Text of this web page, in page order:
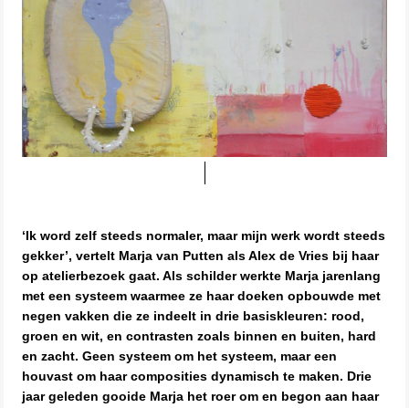
‘Ik word zelf steeds normaler, maar mijn werk wordt steeds
gekker’, vertelt Marja van Putten als Alex de Vries bij haar
op atelierbezoek gaat. Als schilder werkte Marja jarenlang
met een systeem waarmee ze haar doeken opbouwde met
negen vakken die ze indeelt in drie basiskleuren: rood,
groen en wit, en contrasten zoals binnen en buiten, hard
en zacht. Geen systeem om het systeem, maar een
houvast om haar composities dynamisch te maken. Drie
jaar geleden gooide Marja het roer om en begon aan haar